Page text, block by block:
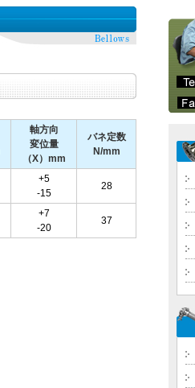
軸方向
変位量
（X）mm
バネ定数
N/mm
+5
-15
28
+7
-20
37